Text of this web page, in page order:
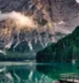
Świat
Jedzenie